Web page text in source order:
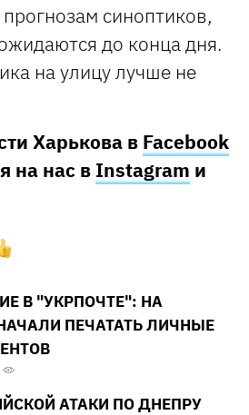
синоптиков,
до конца дня.
на улицу лучше не
Харькова в Facebook
на нас в Instagram и
В "УКРПОЧТЕ": НА
ПЕЧАТАТЬ ЛИЧНЫЕ
АТАКИ ПО ДНЕПРУ